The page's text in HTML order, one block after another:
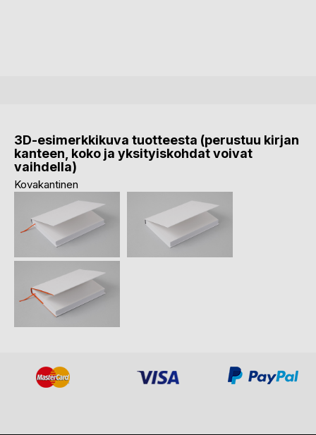
3D-esimerkkikuva tuotteesta (perustuu kirjan
kanteen, koko ja yksityiskohdat voivat
vaihdella)
Kovakantinen